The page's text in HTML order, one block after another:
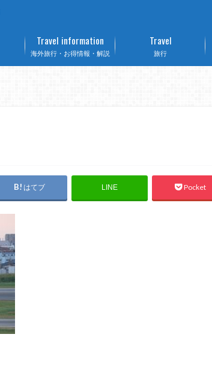
海外旅行・お得情報・解説
Travel information
旅行
Travel
はてブ LINE Pocket